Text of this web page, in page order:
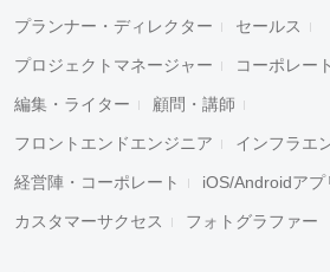
プランナー・ディレクター セールス
プロジェクトマネージャー コーポレー
編集・ライター 顧問・講師
フロントエンドエンジニア インフラエ
経営陣・コーポレート iOS/Androidアプ
カスタマーサクセス フォトグラファー